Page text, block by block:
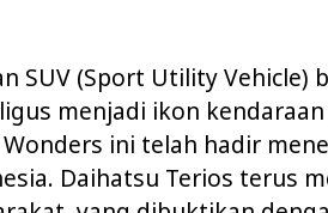
SUV (Sport Utility Vehicle)
menjadi ikon
ini telah hadir
Daihatsu Terios terus